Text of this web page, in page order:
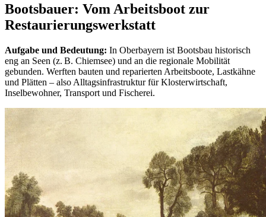
Bootsbauer: Vom Arbeitsboot zur
Restaurierungswerkstatt
Aufgabe und Bedeutung: In Oberbayern ist Bootsbau historisch
eng an Seen (z. B. Chiemsee) und an die regionale Mobilität
gebunden. Werften bauten und reparierten Arbeitsboote, Lastkähne
und Plätten – also Alltagsinfrastruktur für Klosterwirtschaft,
Inselbewohner, Transport und Fischerei.